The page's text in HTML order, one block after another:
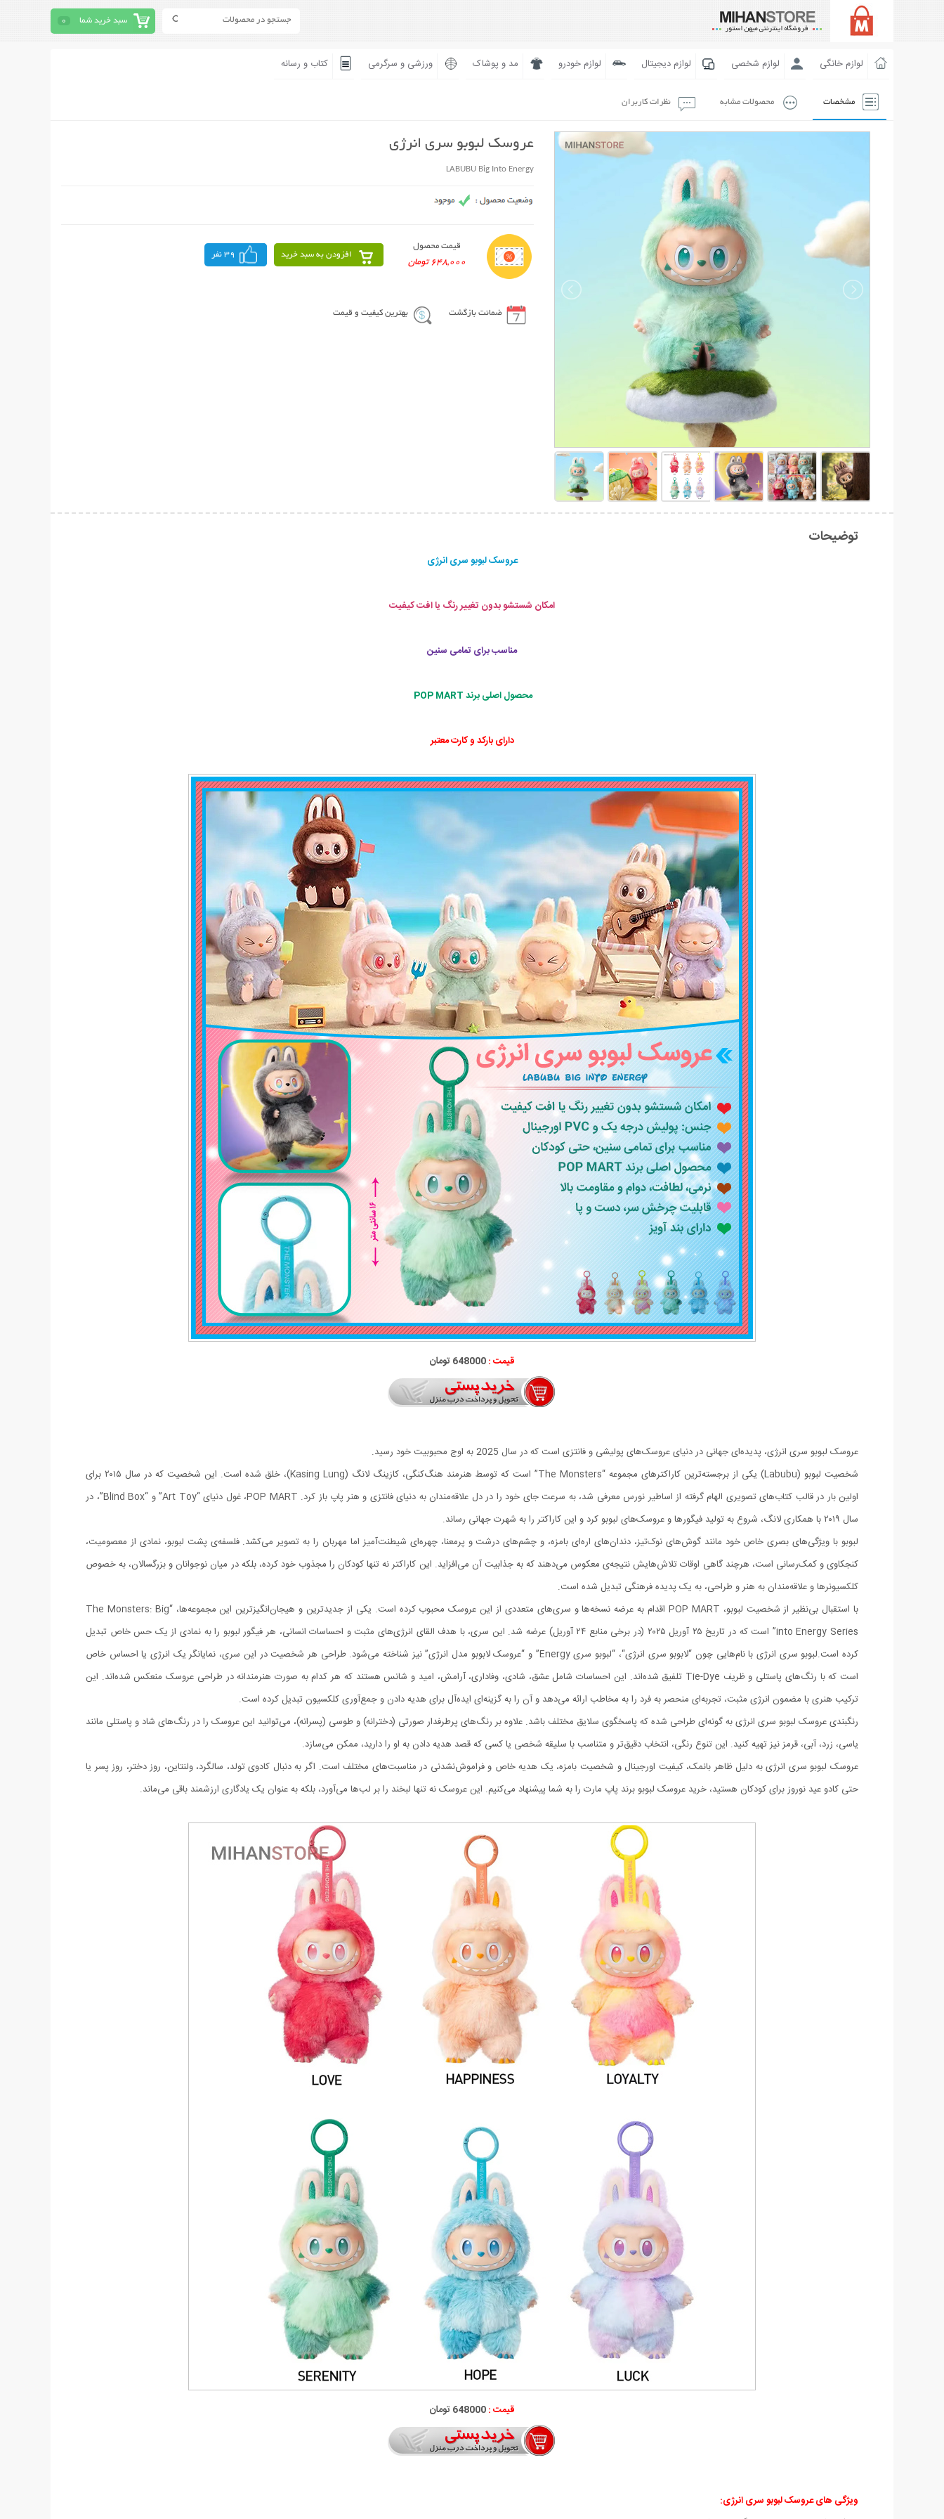
سبد خرید شما 0
لوازم خانگی لوازم شخصی لوازم دیجیتال لوازم خودرو مد و پوشاک ورزشی و سرگرمی کتاب و رسانه
مشخصات محصولات مشابه نظرات کاربران
عروسک لبوبو سری انرژی
LABUBU Big Into Energy
قیمت محصول
648,000 تومان
افزودن به سبد خرید 39 نفر
ضمانت بازگشت بهترین کیفیت و قیمت
توضیحات
عروسک لبوبو سری انرژی
امکان شستشو بدون تغییر رنگ یا افت کیفیت
مناسب برای تمامی سنین
محصول اصلی برند POP MART
دارای بارکد و کارت معتبر
قیمت :648000 تومان
عروسک لبوبو سری انرژی، پدیده‌ای جهانی در دنیای عروسک‌های پولیشی و فانتزی است که در سال 2025 به اوج محبوبیت خود رسید.
شخصیت لبوبو (Labubu) یکی از برجسته‌ترین کاراکترهای مجموعه “The Monsters” است که توسط هنرمند هنگ‌کنگی، کازینگ لانگ (Kasing Lung)، خلق شده است. این شخصیت که در سال ۲۰۱۵ برای
اولین بار در قالب کتاب‌های تصویری الهام گرفته از اساطیر نورس معرفی شد، به سرعت جای خود را در دل علاقه‌مندان به دنیای فانتزی و هنر پاپ باز کرد. POP MART، غول دنیای “Art Toy” و “Blind Box”، در
سال ۲۰۱۹ با همکاری لانگ، شروع به تولید فیگورها و عروسک‌های لبوبو کرد و این کاراکتر را به شهرت جهانی رساند.
لبوبو با ویژگی‌های بصری خاص خود مانند گوش‌های نوک‌تیز، دندان‌های اره‌ای بامزه، و چشم‌های درشت و پرمعنا، چهره‌ای شیطنت‌آمیز اما مهربان را به تصویر می‌کشد. فلسفه‌ی پشت لبوبو، نمادی از معصومیت،
کنجکاوی و کمک‌رسانی است، هرچند گاهی اوقات تلاش‌هایش نتیجه‌ی معکوس می‌دهند که به جذابیت آن می‌افزاید. این کاراکتر نه تنها کودکان را مجذوب خود کرده، بلکه در میان نوجوانان و بزرگسالان، به خصوص
کلکسیونرها و علاقه‌مندان به هنر و طراحی، به یک پدیده فرهنگی تبدیل شده است.
با استقبال بی‌نظیر از شخصیت لبوبو، POP MART اقدام به عرضه نسخه‌ها و سری‌های متعددی از این عروسک محبوب کرده است. یکی از جدیدترین و هیجان‌انگیزترین این مجموعه‌ها، “The Monsters: Big
into Energy Series” است که در تاریخ ۲۵ آوریل ۲۰۲۵ (در برخی منابع ۲۴ آوریل) عرضه شد. این سری، با هدف القای انرژی‌های مثبت و احساسات انسانی، هر فیگور لبوبو را به نمادی از یک حس خاص تبدیل
کرده است.لبوبو سری انرژی با نام‌هایی چون “لابوبو سری انرژی“، “لبوبو سری Energy” و “عروسک لابوبو مدل انرژی” نیز شناخته می‌شود. طراحی هر شخصیت در این سری، نمایانگر یک انرژی یا احساس خاص
است که با رنگ‌های پاستلی و ظریف Tie-Dye تلفیق شده‌اند. این احساسات شامل عشق، شادی، وفاداری، آرامش، امید و شانس هستند که هر کدام به صورت هنرمندانه در طراحی عروسک منعکس شده‌اند. این
ترکیب هنری با مضمون انرژی مثبت، تجربه‌ای منحصر به فرد را به مخاطب ارائه می‌دهد و آن را به گزینه‌ای ایده‌آل برای هدیه دادن و جمع‌آوری کلکسیون تبدیل کرده است.
رنگبندی عروسک لبوبو سری انرژی به گونه‌ای طراحی شده که پاسخگوی سلایق مختلف باشد. علاوه بر رنگ‌های پرطرفدار صورتی (دخترانه) و طوسی (پسرانه)، می‌توانید این عروسک را در رنگ‌های شاد و پاستلی مانند
یاسی، زرد، آبی، قرمز نیز تهیه کنید. این تنوع رنگی، انتخاب دقیق‌تر و متناسب با سلیقه شخصی یا کسی که قصد هدیه دادن به او را دارید، ممکن می‌سازد.
عروسک لبوبو سری انرژی به دلیل ظاهر بانمک، کیفیت اورجینال و شخصیت بامزه، یک هدیه خاص و فراموش‌نشدنی در مناسبت‌های مختلف است. اگر به دنبال کادوی تولد، سالگرد، ولنتاین، روز دختر، روز پسر یا
حتی کادو عید نوروز برای کودکان هستید، خرید عروسک لبوبو برند پاپ مارت را به شما پیشنهاد می‌کنیم. این عروسک نه تنها لبخند را بر لب‌ها می‌آورد، بلکه به عنوان یک یادگاری ارزشمند باقی می‌ماند.
قیمت :648000 تومان
ویژگی های عروسک لبوبو سری انرژی: